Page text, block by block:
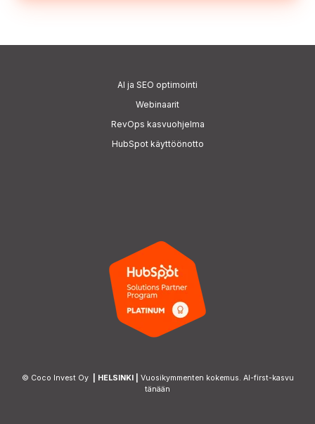
AI ja SEO optimointi
Webinaarit
RevOps kasvuohjelma
HubSpot käyttöönotto
© Coco Invest Oy | HELSINKI | Vuosikymmenten kokemus. AI-first-kasvu
tänään